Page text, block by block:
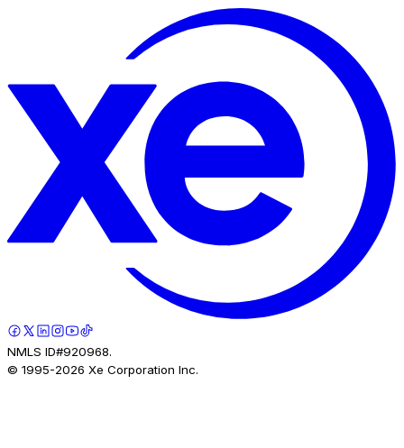
NMLS ID#920968.
© 1995-2026 Xe Corporation Inc.